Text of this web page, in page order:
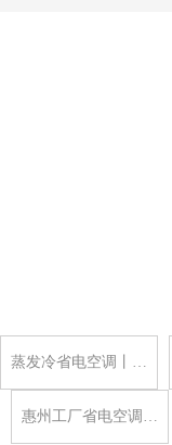
蒸发冷省电空调丨…
惠州工厂省电空调…